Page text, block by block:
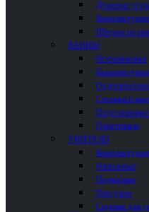
Душевые
Шторки на
ВАННЫ
Встраиваемые
Столики и
Пристенные
УНИТАЗЫ
Напольные
Подвесные
Писсуары
Сиденья для